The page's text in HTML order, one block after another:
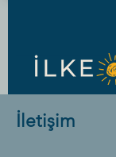
İletişim